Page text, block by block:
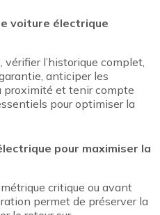
voiture électrique
l’historique complet,
anticiper les
proximité et tenir compte
pour optimiser la
pour maximiser la
critique ou avant
permet de préserver la